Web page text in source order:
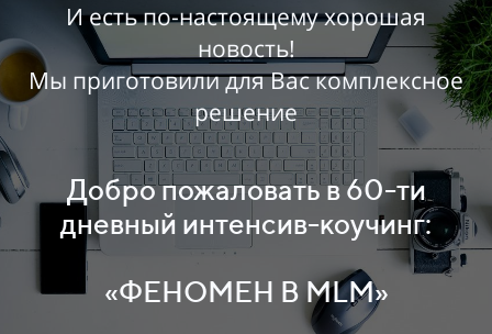
И есть по-настоящему хорошая
новость!
Мы приготовили для Вас комплексное
решение
Добро пожаловать в 60-ти
дневный интенсив-коучинг:
«ФЕНОМЕН В MLM»